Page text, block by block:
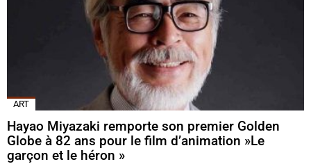
ART
Hayao Miyazaki remporte son premier Golden
Globe à 82 ans pour le film d’animation »Le
garçon et le héron »